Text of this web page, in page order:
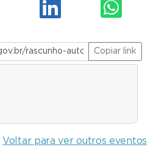
Copiar link
Voltar para ver outros eventos